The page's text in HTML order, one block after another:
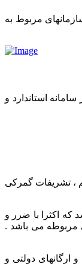
مربوط به
استاندارد و
میکنیم ، تشریفات گمرکی
که اکثرا با ضرر و
مربوطه می باشد .
ارگانهای دولتی و